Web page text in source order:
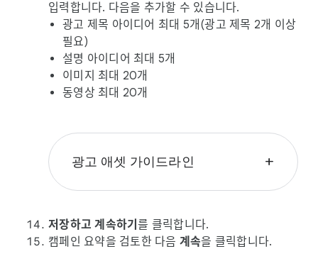
입력합니다. 다음을 추가할 수 있습니다.
광고 제목 아이디어 최대 5개(광고 제목 2개 이상
필요)
설명 아이디어 최대 5개
이미지 최대 20개
동영상 최대 20개
광고 애셋 가이드라인 add
각 30자(영문 기준) 이하의 광고 제목을
최대 5개까지 입력할 수 있습니다.
각 90자(영문 기준) 이하의 설명을 최대
저장하고 계속하기를 클릭합니다.
캠페인 요약을 검토한 다음 계속을 클릭합니다.